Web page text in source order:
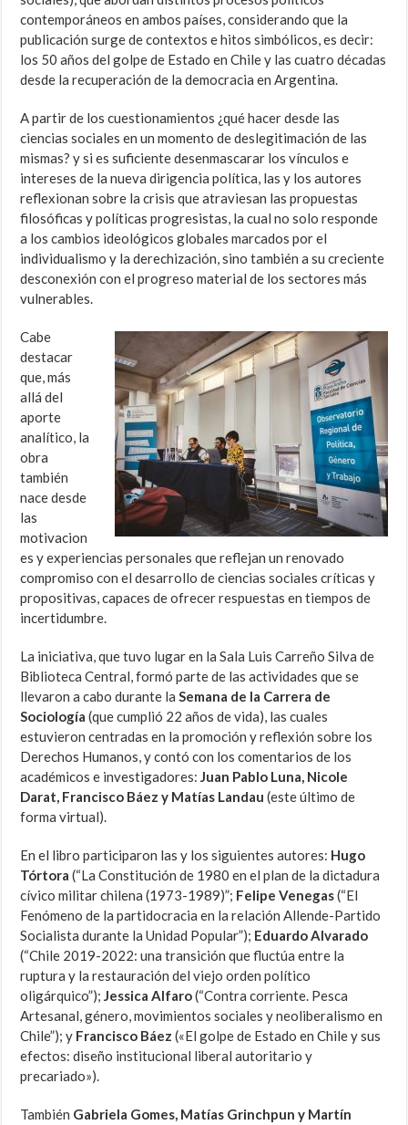
contemporáneos en ambos países, considerando que la
publicación surge de contextos e hitos simbólicos, es decir:
los 50 años del golpe de Estado en Chile y las cuatro décadas
desde la recuperación de la democracia en Argentina.
A partir de los cuestionamientos ¿qué hacer desde las
ciencias sociales en un momento de deslegitimación de las
mismas? y si es suficiente desenmascarar los vínculos e
intereses de la nueva dirigencia política, las y los autores
reflexionan sobre la crisis que atraviesan las propuestas
filosóficas y políticas progresistas, la cual no solo responde
a los cambios ideológicos globales marcados por el
individualismo y la derechización, sino también a su creciente
desconexión con el progreso material de los sectores más
vulnerables.
Cabe
destacar
que, más
allá del
aporte
analítico, la
obra
también
nace desde
las
motivacion
es y experiencias personales que reflejan un renovado
compromiso con el desarrollo de ciencias sociales críticas y
propositivas, capaces de ofrecer respuestas en tiempos de
incertidumbre.
La iniciativa, que tuvo lugar en la Sala Luis Carreño Silva de
Biblioteca Central, formó parte de las actividades que se
llevaron a cabo durante laSemana de la Carrera de
Sociología (que cumplió 22 años de vida), las cuales
estuvieron centradas en la promoción y reflexión sobre los
Derechos Humanos, y contó con los comentarios de los
académicos e investigadores:Juan Pablo Luna, Nicole
Darat, Francisco Báez y Matías Landau(este último de
forma virtual).
En el libro participaron las y los siguientes autores: Hugo
Tórtora(“La Constitución de 1980 en el plan de la dictadura
cívico militar chilena (1973-1989)”; Felipe Venegas(“El
Fenómeno de la partidocracia en la relación Allende-Partido
Socialista durante la Unidad Popular”); Eduardo Alvarado
(“Chile 2019-2022: una transición que fluctúa entre la
ruptura y la restauración del viejo orden político
oligárquico”); Jessica Alfaro(“Contra corriente. Pesca
Artesanal, género, movimientos sociales y neoliberalismo en
Chile”); y Francisco Báez(«El golpe de Estado en Chile y sus
efectos: diseño institucional liberal autoritario y
precariado»).
También Gabriela Gomes, Matías Grinchpun y Martín